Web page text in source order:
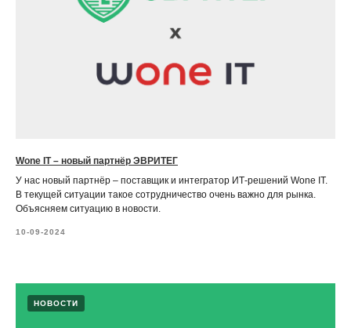
Wone IT – новый партнёр ЭВРИТЕГ
У нас новый партнёр – поставщик и интегратор ИТ-решений Wone IT.
В текущей ситуации такое сотрудничество очень важно для рынка.
Объясняем ситуацию в новости.
10-09-2024
НОВОСТИ